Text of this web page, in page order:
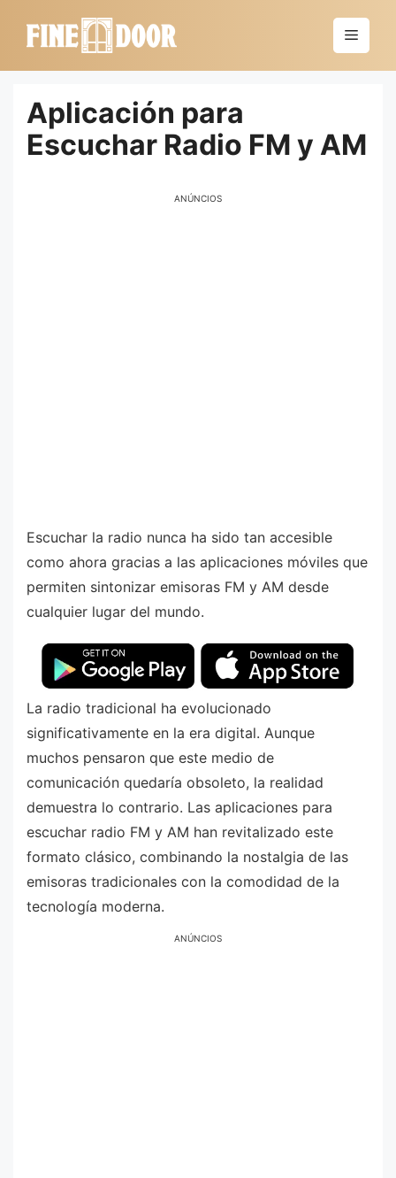
Menú
Aplicación para
Escuchar Radio FM y AM
ANÚNCIOS
Escuchar la radio nunca ha sido tan accesible
como ahora gracias a las aplicaciones móviles que
permiten sintonizar emisoras FM y AM desde
cualquier lugar del mundo.
La radio tradicional ha evolucionado
significativamente en la era digital. Aunque
muchos pensaron que este medio de
comunicación quedaría obsoleto, la realidad
demuestra lo contrario. Las aplicaciones para
escuchar radio FM y AM han revitalizado este
formato clásico, combinando la nostalgia de las
emisoras tradicionales con la comodidad de la
tecnología moderna.
ANÚNCIOS